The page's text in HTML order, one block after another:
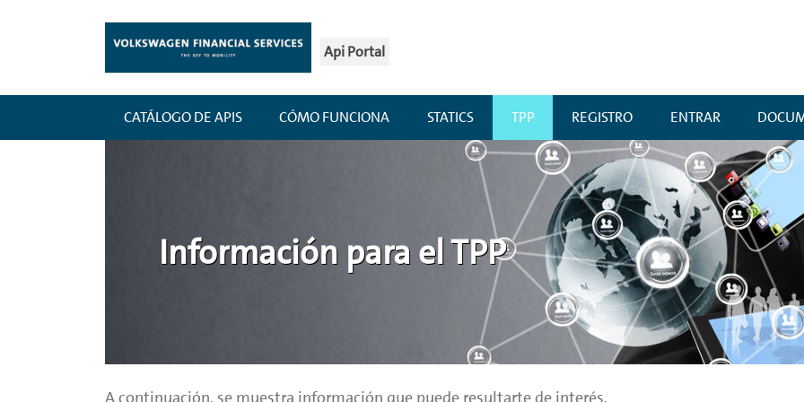
Api Portal
CATÁLOGO DE APIS CÓMO FUNCIONA STATICS TPP REGISTRO ENTRAR
Información para el TPP